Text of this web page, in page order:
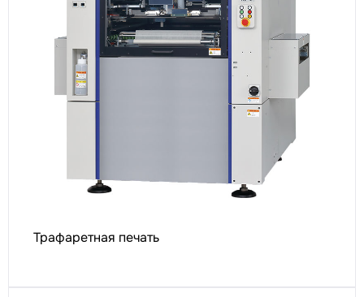
Трафаретная печать